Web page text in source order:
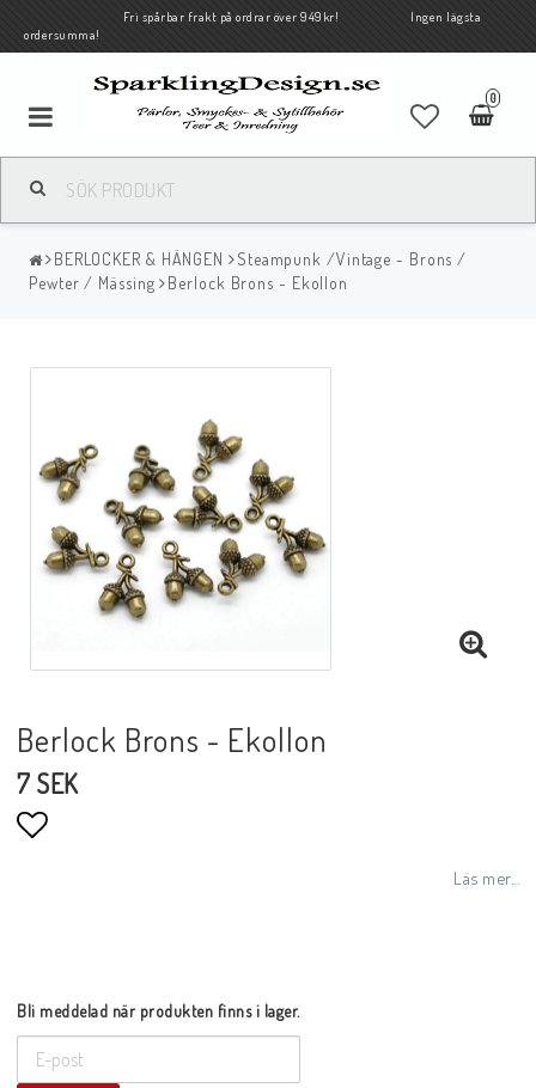
Fri spårbar frakt på ordrar över 949kr! Ingen lägsta
ordersumma!
0
BERLOCKER & HÄNGEN
Steampunk /Vintage - Brons /
Pewter / Mässing
Berlock Brons - Ekollon
Berlock Brons - Ekollon
7 SEK
Läs mer...
Bli meddelad när produkten finns i lager.